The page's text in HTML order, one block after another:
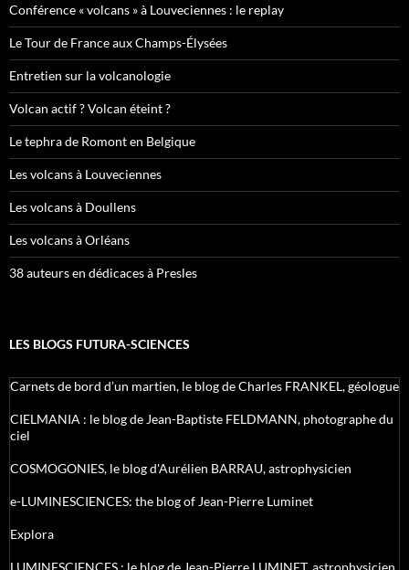
Conférence « volcans » à Louveciennes : le replay
Le Tour de France aux Champs-Élysées
Entretien sur la volcanologie
Volcan actif ? Volcan éteint ?
Le tephra de Romont en Belgique
Les volcans à Louveciennes
Les volcans à Doullens
Les volcans à Orléans
38 auteurs en dédicaces à Presles
LES BLOGS FUTURA-SCIENCES
Carnets de bord d’un martien, le blog de Charles FRANKEL, géologue
CIELMANIA : le blog de Jean-Baptiste FELDMANN, photographe du
ciel
COSMOGONIES, le blog d'Aurélien BARRAU, astrophysicien
e-LUMINESCIENCES: the blog of Jean-Pierre Luminet
Explora
LUMINESCIENCES : le blog de Jean-Pierre LUMINET, astrophysicien